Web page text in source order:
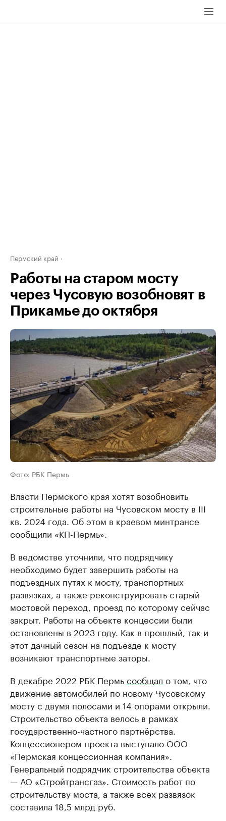
Пермский край
Работы на старом мосту
через Чусовую возобновят в
Прикамье до октября
Фото: РБК Пермь
Власти Пермского края хотят возобновить
строительные работы на Чусовском мосту в III
кв. 2024 года. Об этом в краевом минтрансе
сообщили «КП-Пермь».
В ведомстве уточнили, что подрядчику
необходимо будет завершить работы на
подъездных путях к мосту, транспортных
развязках, а также реконструировать старый
мостовой переход, проезд по которому сейчас
закрыт. Работы на объекте концессии были
остановлены в 2023 году. Как в прошлый, так и
этот дачный сезон на подъезде к мосту
возникают транспортные заторы.
В декабре 2022 РБК Пермьсообщал о том, что
движение автомобилей по новому Чусовскому
мосту с двумя полосами и 14 опорами открыли.
Строительство объекта велось в рамках
государственно-частного партнёрства.
Концессионером проекта выступало ООО
«Пермская концессионная компания».
Генеральный подрядчик строительства объекта
— АО «Стройтрансгаз». Стоимость работ по
строительству моста, а также всех развязок
составила 18,5 млрд руб.